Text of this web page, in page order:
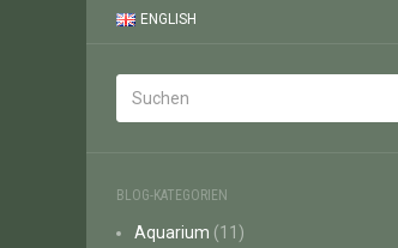
ENGLISH
BLOG-KATEGORIEN
Aquarium (11)